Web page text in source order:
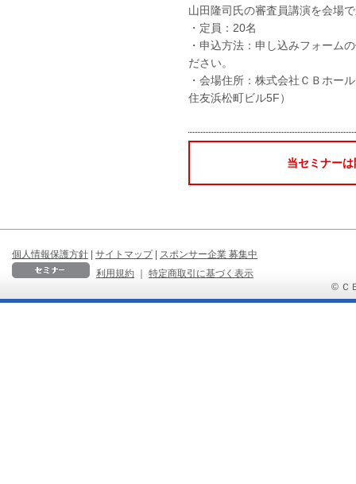
山田隆司氏の審査員講演を会場
・定員：20名
・申込方法：申し込みフォーム
ださい。
・会場住所：株式会社 ＣＢホー
住友浜松町ビル5F）
当セミナー
個人情報保護方針 サイトマップ
スポンサー企業 募集中
利用規約
｜
特定商取引に基づく表示
© Ｃ